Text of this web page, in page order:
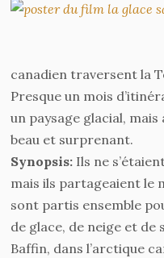
canadien traversent la
Presque un mois
un paysage glacial,
beau et surprenant.
Synopsis: Ils ne
mais ils partageaient le
sont partis ensemble
de glace, de neige et de
Baffin, dans l’arctique